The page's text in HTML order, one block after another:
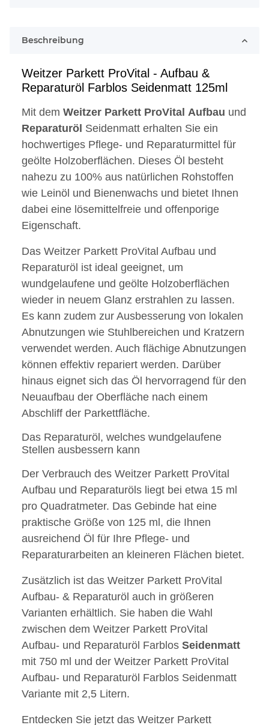
Beschreibung
Weitzer Parkett ProVital - Aufbau &
Reparaturöl Farblos Seidenmatt 125ml
Mit dem Weitzer Parkett ProVital Aufbau und
Reparaturöl Seidenmatt erhalten Sie ein
hochwertiges Pflege- und Reparaturmittel für
geölte Holzoberflächen. Dieses Öl besteht
nahezu zu 100% aus natürlichen Rohstoffen
wie Leinöl und Bienenwachs und bietet Ihnen
dabei eine lösemittelfreie und offenporige
Eigenschaft.
Das Weitzer Parkett ProVital Aufbau und
Reparaturöl ist ideal geeignet, um
wundgelaufene und geölte Holzoberflächen
wieder in neuem Glanz erstrahlen zu lassen.
Es kann zudem zur Ausbesserung von lokalen
Abnutzungen wie Stuhlbereichen und Kratzern
verwendet werden. Auch flächige Abnutzungen
können effektiv repariert werden. Darüber
hinaus eignet sich das Öl hervorragend für den
Neuaufbau der Oberfläche nach einem
Abschliff der Parkettfläche.
Das Reparaturöl, welches wundgelaufene
Stellen ausbessern kann
Der Verbrauch des Weitzer Parkett ProVital
Aufbau und Reparaturöls liegt bei etwa 15 ml
pro Quadratmeter. Das Gebinde hat eine
praktische Größe von 125 ml, die Ihnen
ausreichend Öl für Ihre Pflege- und
Reparaturarbeiten an kleineren Flächen bietet.
Zusätzlich ist das Weitzer Parkett ProVital
Aufbau- & Reparaturöl auch in größeren
Varianten erhältlich. Sie haben die Wahl
zwischen dem Weitzer Parkett ProVital
Aufbau- und Reparaturöl Farblos Seidenmatt
mit 750 ml und der Weitzer Parkett ProVital
Aufbau- und Reparaturöl Farblos Seidenmatt
Variante mit 2,5 Litern.
Entdecken Sie jetzt das Weitzer Parkett